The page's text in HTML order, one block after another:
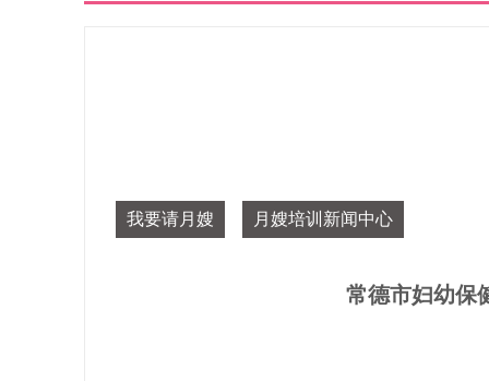
我要请月嫂 月嫂培训新闻中心
常德市妇幼保